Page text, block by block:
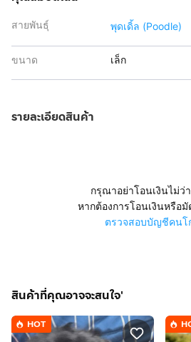
สายพันธุ์ พุดเดิ้ล (Poodle)
ขนาด เล็ก
รายละเอียดสินค้า
กรุณาอย่าโอนเงินไม่ว่
หากต้องการโอนเงินหรือ
ตรวจสอบบัญชีคนโ
สินค้าที่คุณอาจจะสนใจ'
HOT